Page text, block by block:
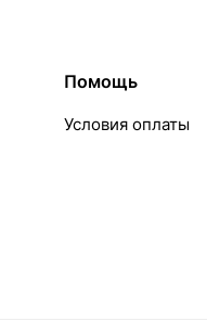
Помощь
Условия оплаты